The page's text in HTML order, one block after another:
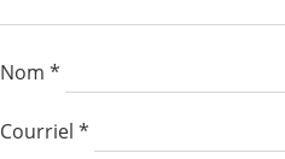
Nom *
Courriel *